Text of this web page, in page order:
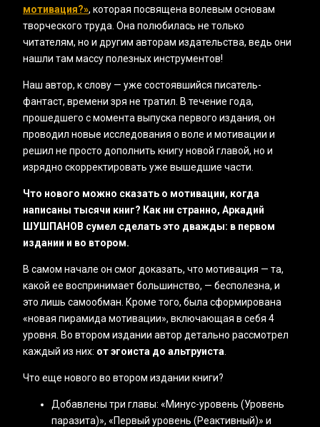
мотивация?», которая посвящена волевым основам
творческого труда. Она полюбилась не только
читателям, но и другим авторам издательства, ведь они
нашли там массу полезных инструментов!
Наш автор, к слову — уже состоявшийся писатель-
фантаст, времени зря не тратил. В течение года,
прошедшего с момента выпуска первого издания, он
проводил новые исследования о воле и мотивации и
решил не просто дополнить книгу новой главой, но и
изрядно скорректировать уже вышедшие части.
Что нового можно сказать о мотивации, когда
написаны тысячи книг? Как ни странно, Аркадий
ШУШПАНОВ сумел сделать это дважды: в первом
издании и во втором.
В самом начале он смог доказать, что мотивация — та,
какой ее воспринимает большинство, — бесполезна, и
это лишь самообман. Кроме того, была сформирована
«новая пирамида мотивации», включающая в себя 4
уровня. Во втором издании автор детально рассмотрел
каждый из них: от эгоиста до альтруиста
Что еще нового во втором издании книги?
Добавлены три главы: «‎Минус-уровень (Уровень
паразита)», «‎Первый уровень (Реактивный)» и